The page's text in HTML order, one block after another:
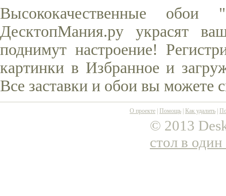
Высококачественные
ДесктопМания.ру украсят
поднимут настроение!
картинки в Избранное и
Все заставки и обои вы можете
О проекте Помощь Как удалить
© 2013
стол в